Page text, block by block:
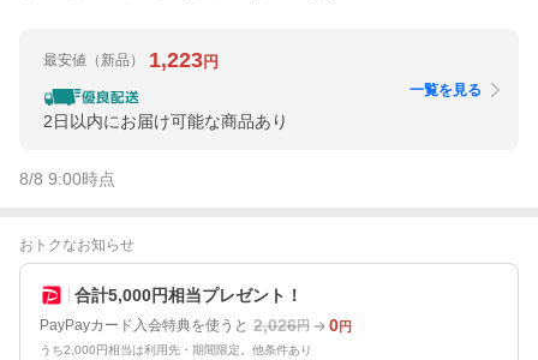
最安値 （新品） 1,223円
2日以内にお届け可能な商品あり
一覧を見る
8/8 9:00時点
おトクなお知らせ
合計5,000円相当プレゼント！
PayPayカード入会特典を使うと 2,026円 0円
うち2,000円相当は利用先・期間限定。他条件あり